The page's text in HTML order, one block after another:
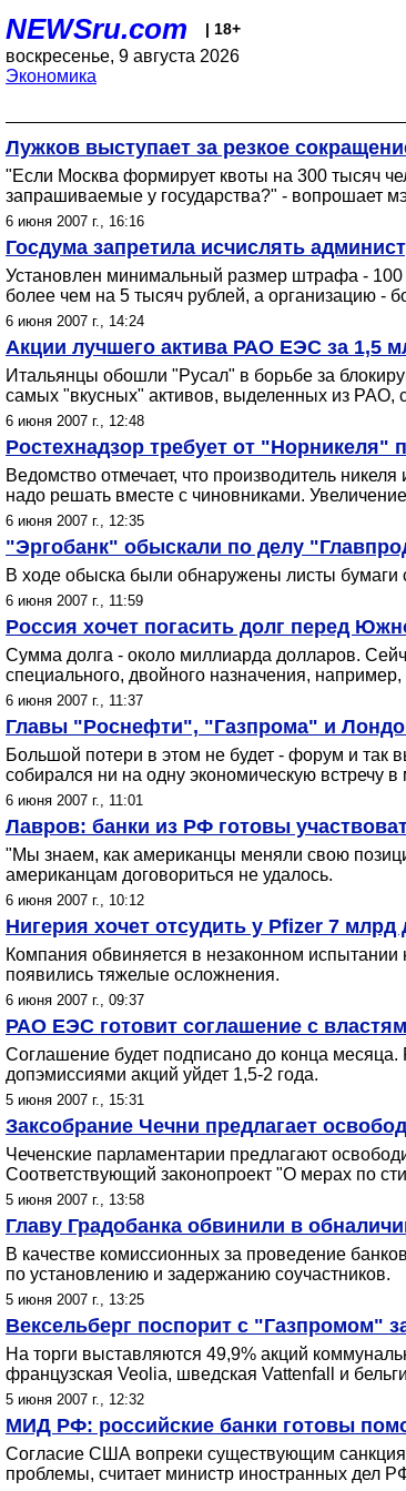
NEWSru.com | 18+
воскресенье, 9 августа 2026
Экономика
Лужков выступает за резкое
"Если Москва формирует квоты на 300 тысяч
запрашиваемые у государства?" - вопрошает
6 июня 2007 г., 16:16
Госдума запретила исчислять
Установлен минимальный размер штрафа - 100
более чем на 5 тысяч рублей, а организацию -
6 июня 2007 г., 14:24
Акции лучшего актива РАО ЕЭС за 1,5
Итальянцы обошли "Русал" в борьбе за
самых "вкусных" активов, выделенных из РАО,
6 июня 2007 г., 12:48
Ростехнадзор требует от "Норникеля"
Ведомство отмечает, что производитель
надо решать вместе с чиновниками.
6 июня 2007 г., 12:35
"Эргобанк" обыскали по делу
В ходе обыска были обнаружены листы бумаги
6 июня 2007 г., 11:59
Россия хочет погасить долг перед
Сумма долга - около миллиарда долларов.
специального, двойного назначения,
6 июня 2007 г., 11:37
Главы "Роснефти", "Газпрома" и
Большой потери в этом не будет - форум и так
собиралcя ни на одну экономическую встречу в
6 июня 2007 г., 11:01
Лавров: банки из РФ готовы
"Мы знаем, как американцы меняли свою
американцам договориться не удалось.
6 июня 2007 г., 10:12
Нигерия хочет отсудить у Pfizer 7
Компания обвиняется в незаконном
появились тяжелые осложнения.
6 июня 2007 г., 09:37
РАО ЕЭС готовит соглашение с
Соглашение будет подписано до конца
допэмиссиями акций уйдет 1,5-2 года.
5 июня 2007 г., 15:31
Заксобрание Чечни предлагает
Чеченские парламентарии предлагают
Соответствующий законопроект "О мерах по
5 июня 2007 г., 13:58
Главу Градобанка обвинили в
В качестве комиссионных за проведение
по установлению и задержанию соучастников.
5 июня 2007 г., 13:25
Вексельберг поспорит с "Газпромом"
На торги выставляются 49,9% акций
французская Veolia, шведская Vattenfall и
5 июня 2007 г., 12:32
МИД РФ: российские банки готовы
Согласие США вопреки существующим
проблемы, считает министр иностранных дел